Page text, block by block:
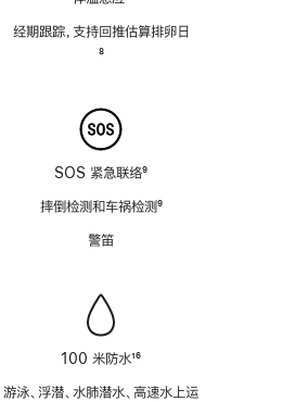
经期跟踪，支持回推估算排卵日
8
SOS 紧急联络9
摔倒检测和车祸检测9
警笛
100 米防水16
游泳、浮潜、水肺潜水、高速水上运